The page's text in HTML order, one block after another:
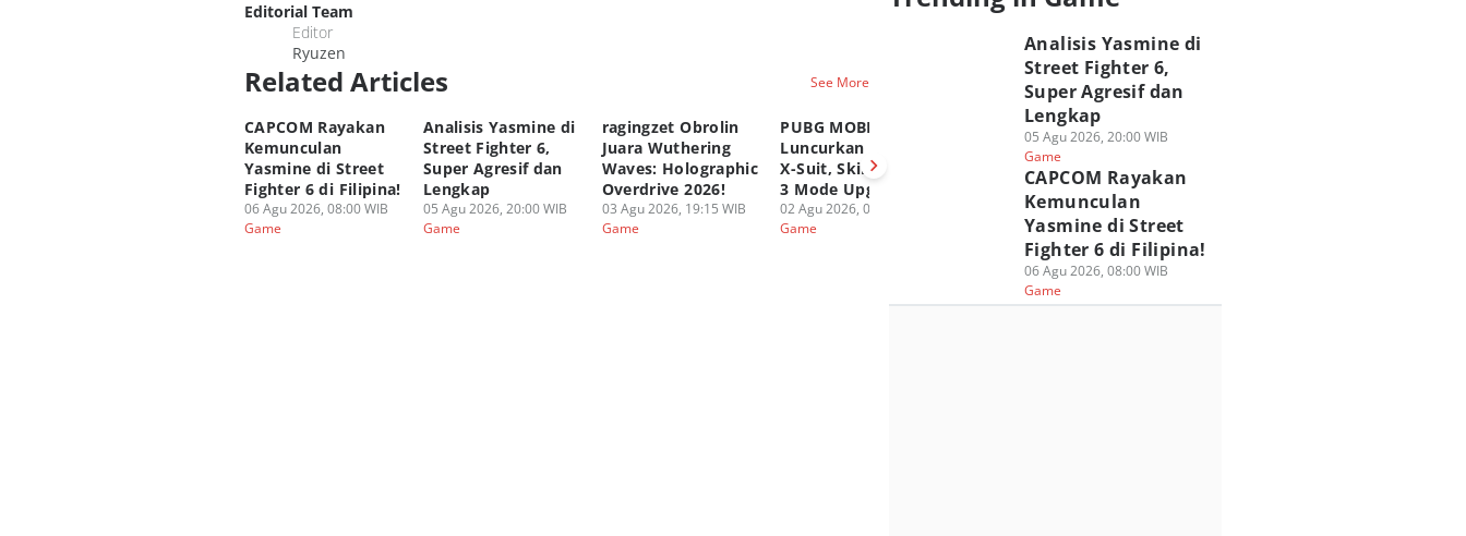
Editorial Team
Editor
Ryuzen
Related Articles See More
CAPCOM Rayakan
Kemunculan
Yasmine di Street
Fighter 6 di Filipina!
06 Agu 2026, 08:00 WIB
Game
Analisis Yasmine di
Street Fighter 6,
Super Agresif dan
Lengkap
05 Agu 2026, 20:00 WIB
Game
ragingzet Obrolin
Juara Wuthering
Waves: Holographic
Overdrive 2026!
03 Agu 2026, 19:15 WIB
Game
PUBG MOBILE
Luncurkan Druvaen
X-Suit, Skin Dengan
3 Mode Upgradable!
02 Agu 2026, 05:00 WIB
Game
Genshin Impact
Akhirnya Tiba di
Snezhnaya Pada 12
Agustus!
01 Agu 2026, 05:00 WIB
PUBG MOBILE
Berkolaborasi
dengan Spider-Man
Brand New Day!
31 Jul 2026, 17:00 WIB
Game
Analisis Yasmine di
Street Fighter 6,
Super Agresif dan
Lengkap
05 Agu 2026, 20:00 WIB
Game
CAPCOM Rayakan
Kemunculan
Yasmine di Street
Fighter 6 di Filipina!
06 Agu 2026, 08:00 WIB
Game